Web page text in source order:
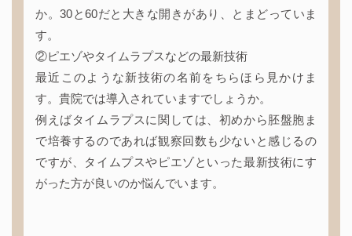
か。30と60だと大きな開きがあり、とまどっていま
す。
②ピエゾやタイムラプスなどの最新技術
最近このような新技術の名前をちらほら見かけま
す。貴院では導入されていますでしょうか。
例えばタイムラプスに関しては、初めから胚盤胞ま
で培養するのであれば観察回数も少ないと感じるの
ですが、タイムプスやピエゾといった最新技術にす
がった方が良いのか悩んでいます。